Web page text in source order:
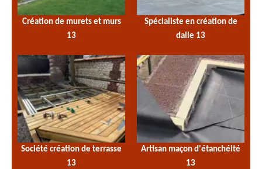
Création de murets et murs
13
Spécialiste en création de
dalle 13
Société création de terrasse
13
Artisan maçon d'étanchéité
13